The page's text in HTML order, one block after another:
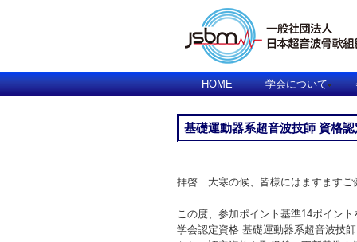
HOME 学会について
基礎運動器系超音波技師 資格
拝啓 大寒の候、皆様にはますますご
この度、参加ポイント基準14ポイント
学会認定資格 基礎運動器系超音波技